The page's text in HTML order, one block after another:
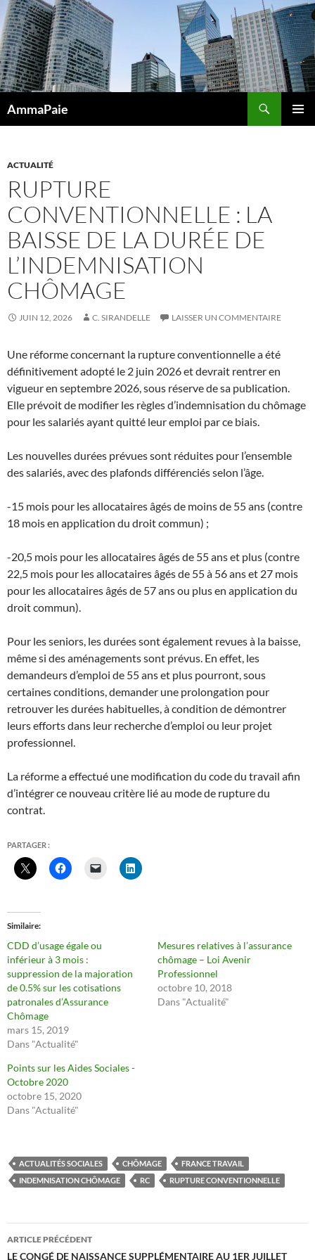
Aller
au
contenu
AmmaPaie
ACTUALITÉ
RUPTURE
CONVENTIONNELLE : LA
BAISSE DE LA DURÉE DE
L’INDEMNISATION
CHÔMAGE
JUIN 12, 2026 C. SIRANDELLE LAISSER UN COMMENTAIRE
Une réforme concernant la rupture conventionnelle a été
définitivement adopté le 2 juin 2026 et devrait rentrer en
vigueur en septembre 2026, sous réserve de sa publication.
Elle prévoit de modifier les règles d’indemnisation du chômage
pour les salariés ayant quitté leur emploi par ce biais.
Les nouvelles durées prévues sont réduites pour l’ensemble
des salariés, avec des plafonds différenciés selon l’âge.
-15 mois pour les allocataires âgés de moins de 55 ans (contre
18 mois en application du droit commun) ;
-20,5 mois pour les allocataires âgés de 55 ans et plus (contre
22,5 mois pour les allocataires âgés de 55 à 56 ans et 27 mois
pour les allocataires âgés de 57 ans ou plus en application du
droit commun).
Pour les seniors, les durées sont également revues à la baisse,
même si des aménagements sont prévus. En effet, les
demandeurs d’emploi de 55 ans et plus pourront, sous
certaines conditions, demander une prolongation pour
retrouver les durées habituelles, à condition de démontrer
leurs efforts dans leur recherche d’emploi ou leur projet
professionnel.
La réforme a effectué une modification du code du travail afin
d’intégrer ce nouveau critère lié au mode de rupture du
contrat.
PARTAGER :
Similaire
CDD d’usage égale ou
inférieur à 3 mois :
suppression de la majoration
de 0.5% sur les cotisations
patronales d’Assurance
Chômage
mars 15, 2019
Dans "Actualité"
Mesures relatives à l’assurance
chômage – Loi Avenir
Professionnel
octobre 10, 2018
Dans "Actualité"
Points sur les Aides Sociales -
Octobre 2020
octobre 15, 2020
Dans "Actualité"
ACTUALITÉS SOCIALES CHÔMAGE
FRANCE TRAVAIL
INDEMNISATION CHÔMAGE
RC RUPTURE CONVENTIONNELLE
Navigation
ARTICLE PRÉCÉDENT
LE CONGÉ DE NAISSANCE SUPPLÉMENTAIRE AU 1ER JUILLET